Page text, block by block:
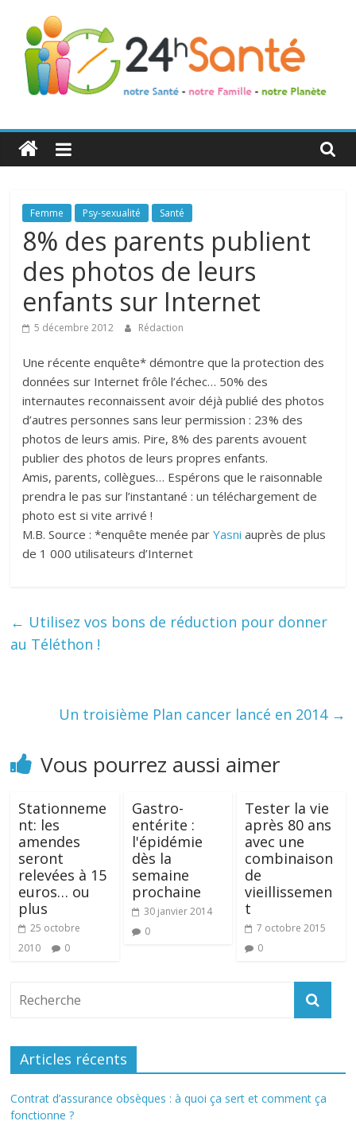
24h
Santé
La
santé
de
toute
famille
Femme Psy-sexualité Santé
8% des parents publient
des photos de leurs
enfants sur Internet
5 décembre 2012 Rédaction
Une récente enquête* démontre que la protection des
données sur Internet frôle l’échec… 50% des
internautes reconnaissent avoir déjà publié des photos
d’autres personnes sans leur permission : 23% des
photos de leurs amis. Pire, 8% des parents avouent
publier des photos de leurs propres enfants.
Amis, parents, collègues… Espérons que le raisonnable
prendra le pas sur l’instantané : un téléchargement de
photo est si vite arrivé !
M.B. Source : *enquête menée parYasniauprès de plus
de 1 000 utilisateurs d’Internet
← Utilisez vos bons de réduction pour donner
au Téléthon !
Un troisième Plan cancer lancé en 2014 →
Vous pourrez aussi aimer
Stationneme
nt: les
amendes
seront
relevées à 15
euros… ou
plus
25 octobre
2010
0
Gastro-
entérite :
l'épidémie
dès la
semaine
prochaine
30 janvier 2014
0
Tester la vie
après 80 ans
avec une
combinaison
de
vieillissemen
t
7 octobre 2015
0
Articles récents
Contrat d’assurance obsèques : à quoi ça sert et comment ça
fonctionne ?